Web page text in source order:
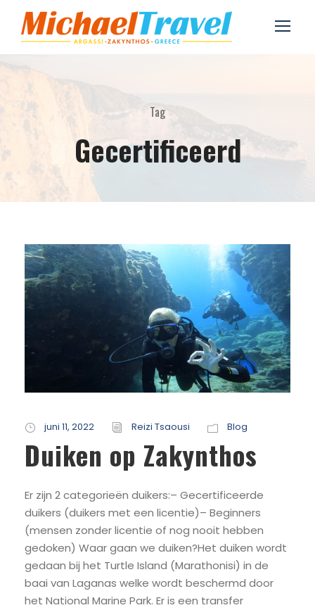
Tag
Gecertificeerd
juni 11, 2022 Reizi Tsaousi Blog
Duiken op Zakynthos
Er zijn 2 categorieën duikers:– Gecertificeerde
duikers (duikers met een licentie)– Beginners
(mensen zonder licentie of nog nooit hebben
gedoken) Waar gaan we duiken?Het duiken wordt
gedaan bij het Turtle Island (Marathonisi) in de
baai van Laganas welke wordt beschermd door
het National Marine Park. Er is een transfer